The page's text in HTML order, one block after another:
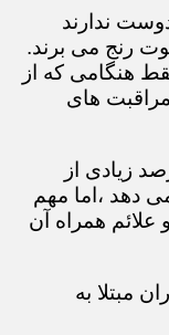
ندارند
رنج می برند.
هنگامی که از
مراقبت های
زیادی از
دهد ،اما مهم
همراه آن
مبتلا به